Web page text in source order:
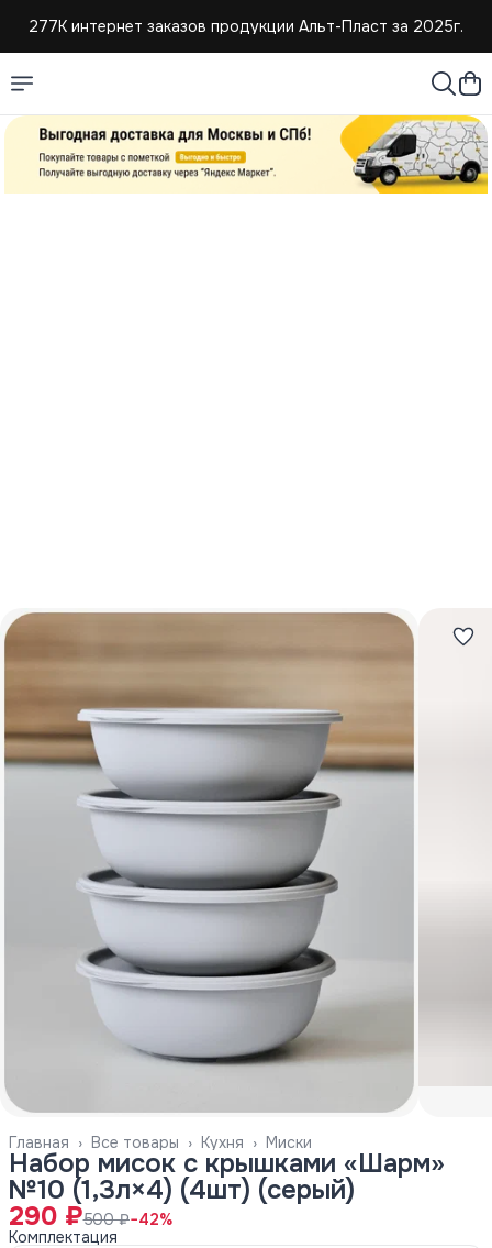
277К интернет заказов продукции Альт-Пласт за 2025г.
Создаем и продаем изделия из пластмассы с 2004г.
Миски
Кухня ›
Все товары ›
Главная ›
Набор мисок с крышками «Шарм»
№10 (1,3л×4) (4шт) (серый)
290 ₽500 ₽−42%
Комплектация